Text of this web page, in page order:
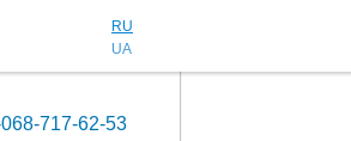
RU
UA
717-62-53